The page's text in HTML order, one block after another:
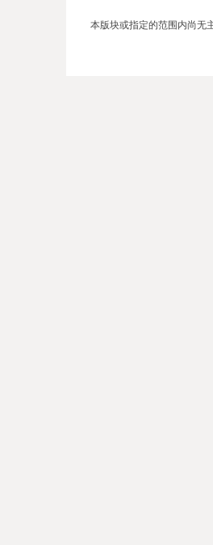
本版块或指定的范围内尚无